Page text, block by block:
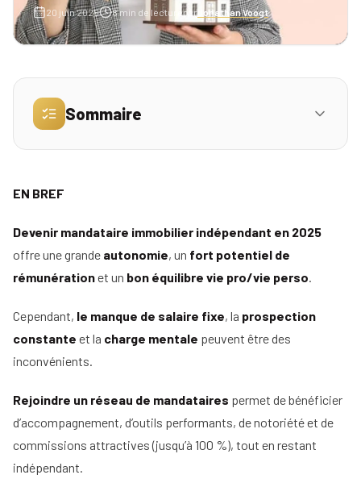
Simulez
Profil
Mandataire
place
la
réunion
d'info
Nos
conseils
nos
conseils
Voir
nos
Devenir
mandataire
20 juin 2025 8min de lecturepar Jonathan Voogt
Sommaire
2. Quel est le rôle exact d’un mandataire
immobilier ?
3. Quelle est la rémunération d’un
mandataire immobilier ?
4. Faut-il un diplôme pour devenir mandataire
5. Comment fonctionne le statut juridique du
mandataire immobilier ?
EN BREF
Devenir mandataire immobilier indépendant en 2025
offre une grande autonomie, un fort potentiel de
rémunérationet un bon équilibre vie pro/vie perso.
Cependant, le manque de salaire fixe, la prospection
constante et la charge mentale peuvent être des
inconvénients.
Rejoindre un réseau de mandataires permet de bénéficier
d’accompagnement, d’outils performants, de notoriété et de
commissions attractives (jusqu’à 100 %), tout en restant
indépendant.